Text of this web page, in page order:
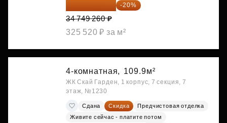
27 799 408 ₽ -20%
34 749 260 ₽
325 520 ₽ за м²
4-комнатная, 109.9м²
ЖК Скай Гарден, 1 корпус, 7 секция, 7
этаж, №1230
Сдана Скидка
Предчистовая отделка
Живите сейчас - платите потом